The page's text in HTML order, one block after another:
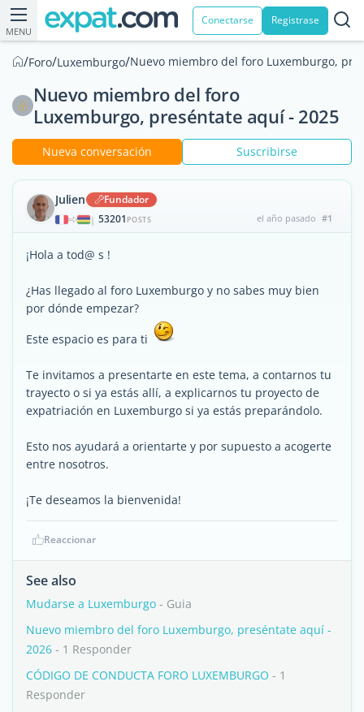
MENU
Conectarse Registrase
/Foro/Luxemburgo/Nuevo miembro del foro Luxemburgo,
Nuevo miembro del foro
Luxemburgo, preséntate aquí - 2025
Nueva conversación Suscribirse
Julien Fundador
| 53201 POSTS el año pasado #1
¡Hola a tod@ s !
¿Has llegado al foro Luxemburgo y no sabes muy bien
por dónde empezar?
Este espacio es para ti
Te invitamos a presentarte en este tema, a contarnos tu
trayecto o si ya estás allí, a explicarnos tu proyecto de
expatriación en Luxemburgo si ya estás preparándolo.
Esto nos ayudará a orientarte y por supuesto a acogerte
entre nosotros.
¡Te deseamos la bienvenida!
Reaccionar
See also
Mudarse a Luxemburgo - Guia
Nuevo miembro del foro Luxemburgo, preséntate aquí -
2026 - 1 Responder
CÓDIGO DE CONDUCTA FORO LUXEMBURGO - 1
Responder